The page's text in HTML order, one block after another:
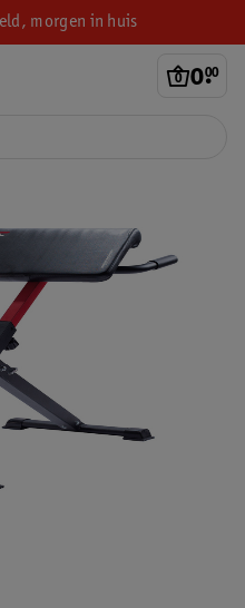
morgen in huis
0.
00